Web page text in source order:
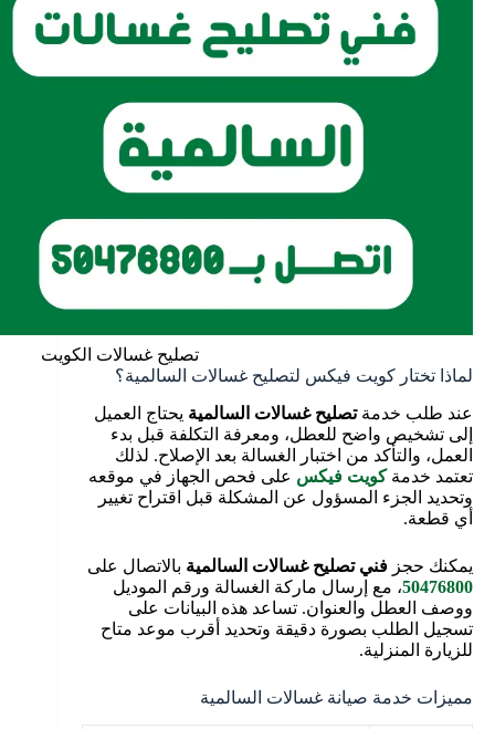
تصليح غسالات الكويت
لماذا تختار كويت فيكس لتصليح غسالات السالمية؟
عند طلب خدمةتصليح غسالات السالمية يحتاج العميل
إلى تشخيص واضح للعطل، ومعرفة التكلفة قبل بدء
العمل، والتأكد من اختبار الغسالة بعد الإصلاح. لذلك
تعتمد خدمةكويت فيكس على فحص الجهاز في موقعه
وتحديد الجزء المسؤول عن المشكلة قبل اقتراح تغيير
أي قطعة.
يمكنك حجز فني تصليح غسالات السالمية بالاتصال على
50476800، مع إرسال ماركة الغسالة ورقم الموديل
ووصف العطل والعنوان. تساعد هذه البيانات على
تسجيل الطلب بصورة دقيقة وتحديد أقرب موعد متاح
للزيارة المنزلية.
مميزات خدمة صيانة غسالات السالمية